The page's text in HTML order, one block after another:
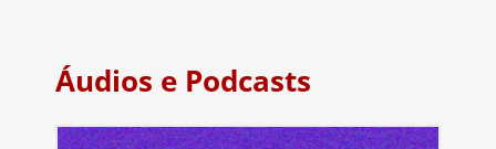
Áudios e Podcasts